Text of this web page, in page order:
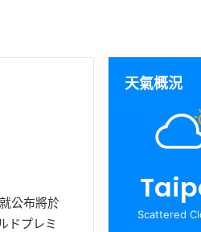
公布將於
ドプレミ
天氣概況
Scattered